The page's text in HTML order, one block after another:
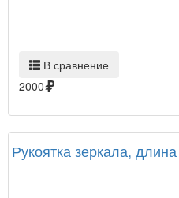
В сравнение
2000
Рукоятка зеркала,